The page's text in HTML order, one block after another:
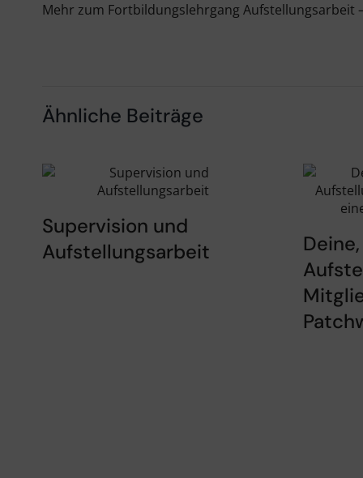
Mehr zum Fortbildungslehrgang Aufstellungsarbeit
Ähnliche Beiträge
Supervision und
Aufstellungsarbeit